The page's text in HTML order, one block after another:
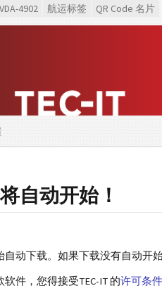
VDA-4902 航运标签 QR Code 名片
自动开始！
自动下载。如果下载没有自动开
件，您得接受TEC-IT 的许可条件